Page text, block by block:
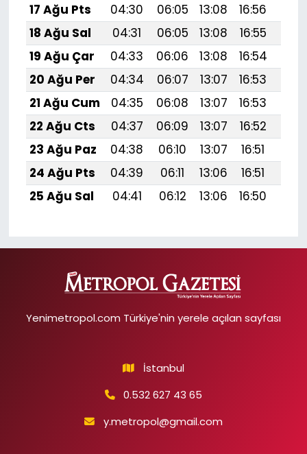
17 Ağu Pts
04:30 06:05 13:08 16:56
18 Ağu Sal
04:31 06:05 13:08 16:55
19 Ağu Çar
04:33 06:06 13:08 16:54
20 Ağu Per
04:34 06:07 13:07 16:53
21 Ağu Cum
04:35 06:08 13:07 16:53
22 Ağu Cts
04:37 06:09 13:07 16:52
23 Ağu Paz
04:38 06:10 13:07 16:51
24 Ağu Pts
04:39 06:11 13:06 16:51
25 Ağu Sal
04:41 06:12 13:06 16:50
Yenimetropol.com Türkiye'nin yerele açılan sayfası
İstanbul
0.532 627 43 65
y.metropol@gmail.com